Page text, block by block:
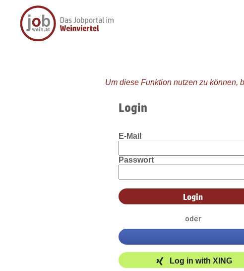
Um diese Funktion nutzen zu können,
Login
E-Mail
Passwort
oder
Log in with XING